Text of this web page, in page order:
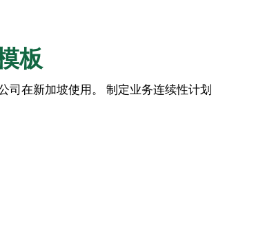
板
司在新加坡使用。 制定业务连续性计划